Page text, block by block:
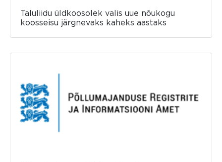
Taluliidu üldkoosolek valis uue nõukogu
koosseisu järgnevaks kaheks aastaks